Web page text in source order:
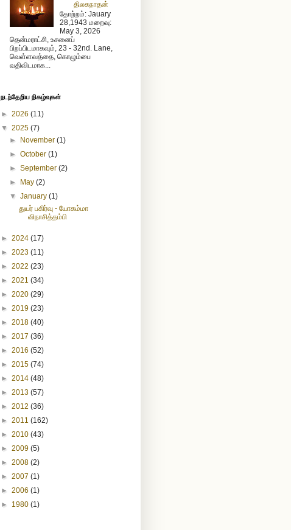
திலகநாதன்
தோற்றம்: Jauary
28,1943 மறைவு:
May 3, 2026
தென்மராட்சி, உசனைப்
பிறப்பிடமாகவும், 23 - 32nd. Lane,
வெள்ளவத்தை, கொழும்பை
வதிவிடமாக...
நடந்தேறிய நிகழ்வுகள்
► 2026 (11)
▼ 2025 (7)
► November(1)
►October(1)
►September(2)
► May(2)
▼ January(1)
துயர் பகிர்வு - யோகம்மா
விநாசித்தம்பி
► 2024 (17)
► 2023 (11)
► 2022 (23)
► 2021 (34)
► 2020 (29)
► 2019 (23)
► 2018 (40)
► 2017 (36)
► 2016 (52)
► 2015 (74)
► 2014 (48)
► 2013 (57)
► 2012 (36)
► 2011 (162)
► 2010 (43)
► 2009 (5)
► 2008 (2)
► 2007 (1)
► 2006 (1)
► 1980 (1)